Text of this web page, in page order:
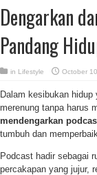
Dengarkan
Pandang
in Lifestyle October
Dalam kesibukan
merenung tanpa harus
mendengarkan
tumbuh dan
Podcast hadir sebagai
percakapan yang jujur,